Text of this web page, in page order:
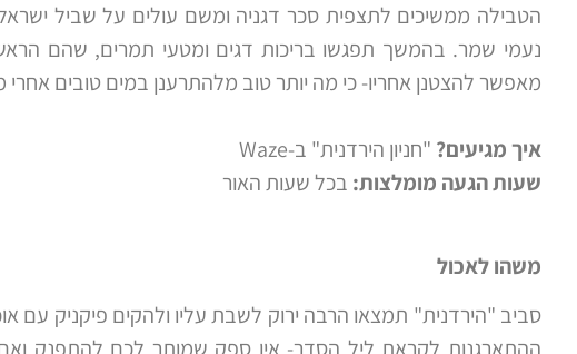
הטבילה ממשיכים לתצפית סכר דגניה ומשם עולים על שביל
נעמי שמר. בהמשך תפגשו בריכות דגים ומטעי תמרים, שהם
מאפשר להצטנן אחריו- כי מה יותר טוב מלהתרענן במים טובים אחרי
איך מגיעים? "חניון הירדנית" ב-Waze
שעות הגעה מומלצות: בכל שעות האור
משהו לאכול
סביב "הירדנית" תמצאו הרבה ירוק לשבת עליו ולהקים פיקניק